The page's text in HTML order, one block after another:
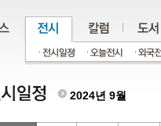
2024년 9월